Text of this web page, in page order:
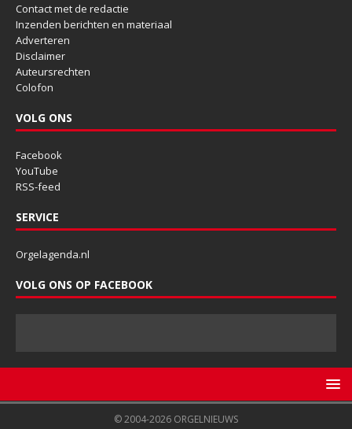
Contact met de redactie
Inzenden berichten en materiaal
Adverteren
Disclaimer
Auteursrechten
Colofon
VOLG ONS
Facebook
YouTube
RSS-feed
SERVICE
Orgelagenda.nl
VOLG ONS OP FACEBOOK
© 2004-2026 ORGELNIEUWS